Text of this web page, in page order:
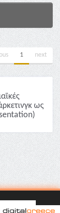
1 next
ως